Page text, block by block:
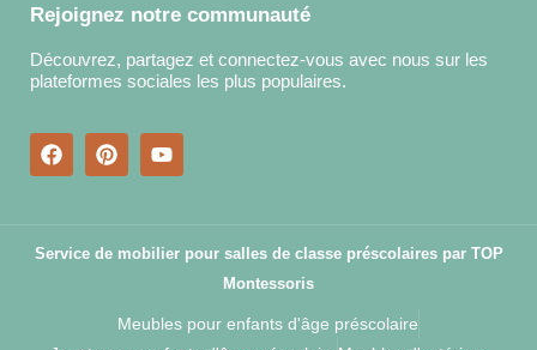
Rejoignez notre communauté
Découvrez, partagez et connectez-vous avec nous sur les
plateformes sociales les plus populaires.
Service de mobilier pour salles de classe préscolaires par TOP
Montessoris
Meubles pour enfants d'âge préscolaire